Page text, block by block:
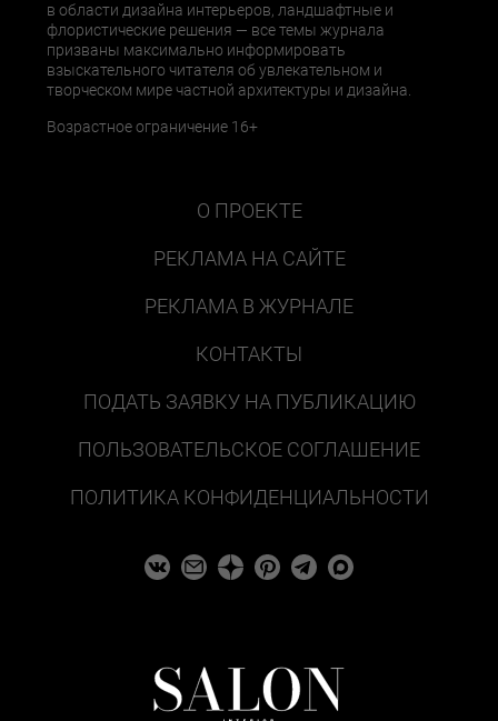
в области дизайна интерьеров, ландшафтные и
флористические решения — все темы журнала
призваны максимально информировать
взыскательного читателя об увлекательном и
творческом мире частной архитектуры и дизайна.
Возрастное ограничение 16+
О ПРОЕКТЕ
РЕКЛАМА НА САЙТЕ
РЕКЛАМА В ЖУРНАЛЕ
КОНТАКТЫ
ПОДАТЬ ЗАЯВКУ НА ПУБЛИКАЦИЮ
ПОЛЬЗОВАТЕЛЬСКОЕ СОГЛАШЕНИЕ
ПОЛИТИКА КОНФИДЕНЦИАЛЬНОСТИ